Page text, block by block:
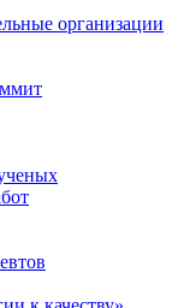
организации